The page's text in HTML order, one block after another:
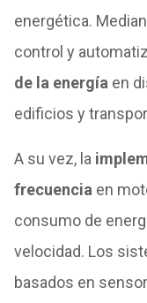
energética.
control y
de la energía en
edificios y
A su vez, la
frecuencia en
consumo de
velocidad. Los
basados en